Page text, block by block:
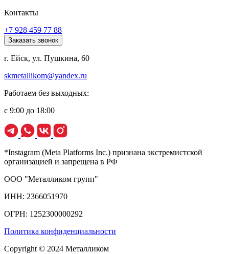
Контакты
+7 928 459 77 88
Заказать звонок
г. Ейск, ул. Пушкина, 60
skmetallikom@yandex.ru
Работаем без выходных:
с 9:00 до 18:00
*Instagram (Meta Platforms Inc.) признана экстремистской
организацией и запрещена в РФ
ООО "Металликом групп"
ИНН: 2366051970
ОГРН: 1252300000292
Политика конфиденциальности
Copyright © 2024 Металликом